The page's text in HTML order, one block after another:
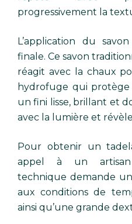
progressivement la
L’application du
finale. Ce savon
réagit avec la chaux
hydrofuge qui
un fini lisse, brillant et
avec la lumière et
Pour obtenir un
appel à un artisan
technique demande
aux conditions de
ainsi qu’une grande